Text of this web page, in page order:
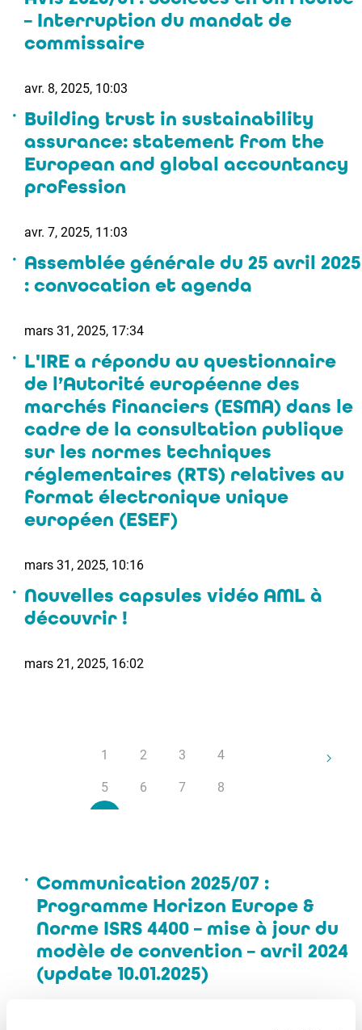
– Interruption du mandat de
commissaire
avr. 8, 2025, 10:03
Building trust in sustainability
assurance: statement from the
European and global accountancy
profession
avr. 7, 2025, 11:03
Assemblée générale du 25 avril 2025
: convocation et agenda
mars 31, 2025, 17:34
L'IRE a répondu au questionnaire
de l’Autorité européenne des
marchés financiers (ESMA) dans le
cadre de la consultation publique
sur les normes techniques
réglementaires (RTS) relatives au
format électronique unique
européen (ESEF)
mars 31, 2025, 10:16
Nouvelles capsules vidéo AML à
découvrir !
mars 21, 2025, 16:02
1 2 3 4
5 6 7 8
Communication 2025/07 :
Programme Horizon Europe &
Norme ISRS 4400 – mise à jour du
modèle de convention – avril 2024
(update 10.01.2025)